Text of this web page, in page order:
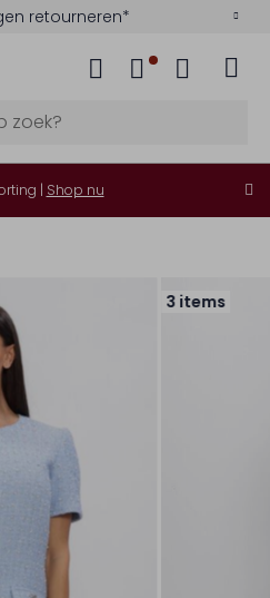
retourneren*
| Shop nu
3 items